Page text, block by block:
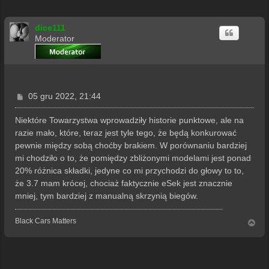
dice111
Moderator
P
o
s
05 gru 2022, 21:44
Niektóre Towarzystwa wprowadziły historie punktowe, ale na
razie mało, które, teraz jest tyle tego, że będą konkurować
pewnie między sobą choćby brakiem. W porównaniu bardziej
mi chodziło o to, że pomiędzy zbliżonymi modelami jest ponad
20% różnica składki, jedyne co mi przychodzi do głowy to to,
że 3.7 mam krócej, chociaż faktycznie eSek jest znacznie
mniej, tym bardziej z manualną skrzynią biegów.
Black Cars Matters